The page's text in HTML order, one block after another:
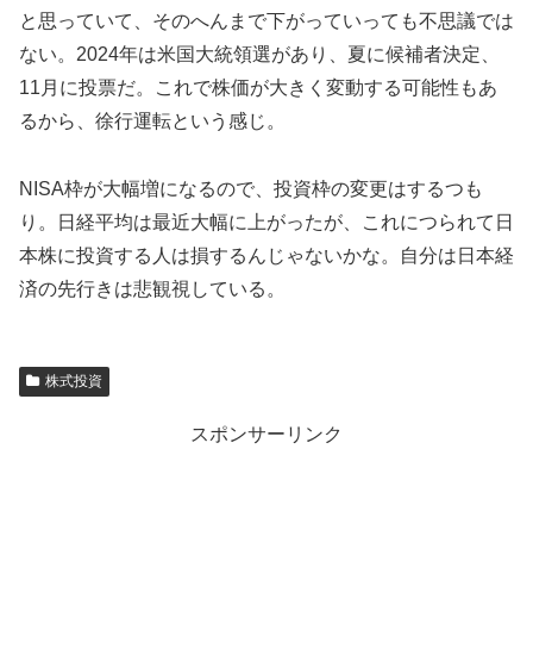
と思っていて、そのへんまで下がっていっても不思議では
ない。2024年は米国大統領選があり、夏に候補者決定、
11月に投票だ。これで株価が大きく変動する可能性もあ
るから、徐行運転という感じ。
NISA枠が大幅増になるので、投資枠の変更はするつも
り。日経平均は最近大幅に上がったが、これにつられて日
本株に投資する人は損するんじゃないかな。自分は日本経
済の先行きは悲観視している。
株式投資
スポンサーリンク